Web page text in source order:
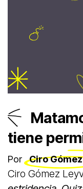
tiene
Por Ciro
Ciro Gómez